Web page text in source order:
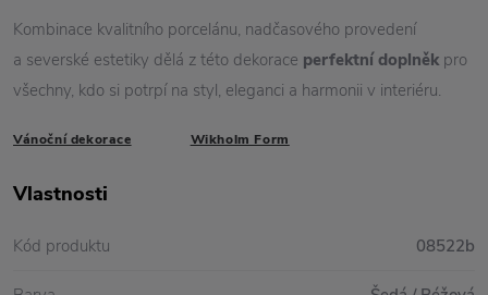
Kombinace kvalitního porcelánu, nadčasového provedení
a severské estetiky dělá z této dekorace perfektní doplněk pro
všechny, kdo si potrpí na styl, eleganci a harmonii v interiéru.
Vánoční dekorace Wikholm Form
Vlastnosti
Kód produktu 08522b